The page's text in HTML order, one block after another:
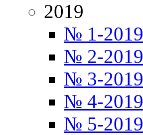
2019
№ 1-2019
№ 2-2019
№ 3-2019
№ 4-2019
№ 5-2019